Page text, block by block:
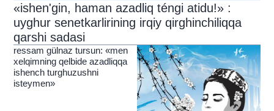
«ishen'gin, haman azadliq téngi atidu!» :
uyghur senetkarlirining irqiy qirghinchiliqqa
qarshi sadasi
ressam gülnaz tursun: «men
xelqimning qelbide azadliqqa
ishench turghuzushni
isteymen»